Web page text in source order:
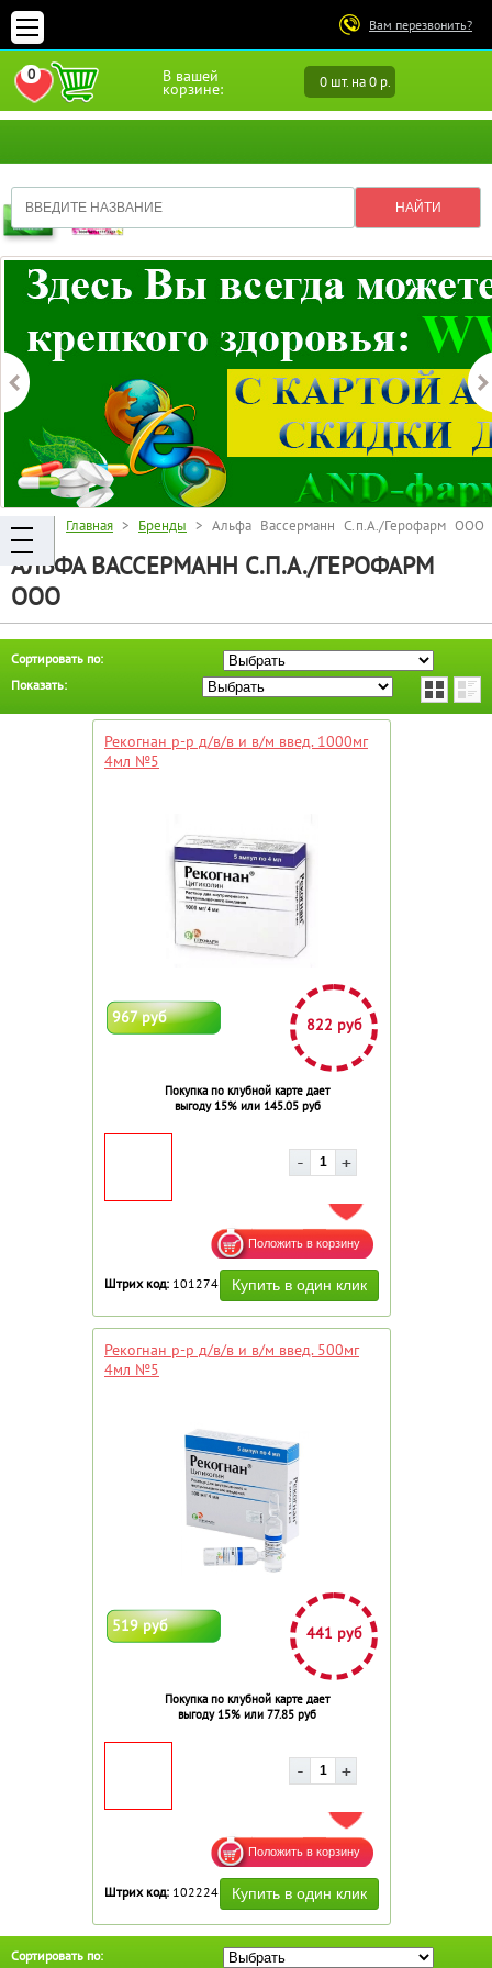
Вам перезвонить?
В вашей
корзине: 0 шт. на 0 р.
0
ПЕРЕЙТИ В ИЗБРАННОЕ
Главная > Бренды > Альфа Вассерманн С.п.А./Герофарм ООО
АЛЬФА ВАССЕРМАНН С.П.А./ГЕРОФАРМ
ООО
Сортировать по:
Показать:
Рекогнан р-р д/в/в и в/м введ. 1000мг
4мл №5
967 руб 822 руб
Покупка по клубной карте дает
выгоду 15% или 145.05 руб
ДОБАВИТЬ В ИЗБРАННОЕ
Штрих код: 101274
Рекогнан р-р д/в/в и в/м введ. 500мг
4мл №5
519 руб 441 руб
Покупка по клубной карте дает
выгоду 15% или 77.85 руб
ДОБАВИТЬ В ИЗБРАННОЕ
Штрих код: 102224
Сортировать по: